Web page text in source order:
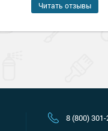
Читать отзывы
8 (800)